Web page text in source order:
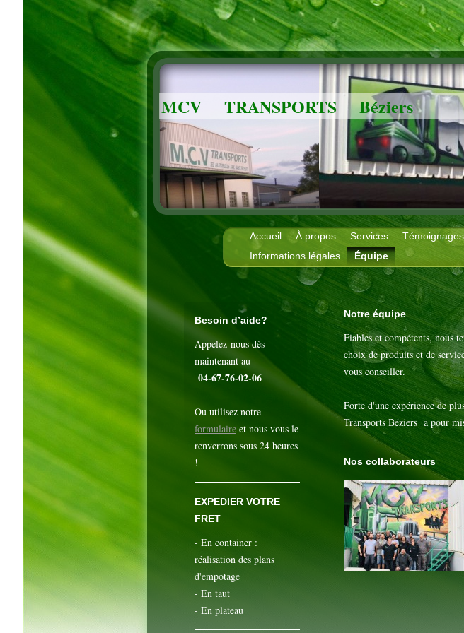
MCV TRANSPORTS Béziers
Accueil À propos Services Témoignages
Informations légales
Équipe
Notre équipe
Fiables et compétents, nous
choix de produits et de
vous conseiller.
Forte d'une expérience de
Transports Béziers a pour
Nos collaborateurs
Besoin d’aide?
Appelez-nous dès
maintenant au
04-67-76-02-06
Ou utilisez notre
formulaire et nous vous le
renverrons sous 24 heures
!
EXPEDIER VOTRE
FRET
- En container :
réalisation des plans
d'empotage
- En taut
- En plateau